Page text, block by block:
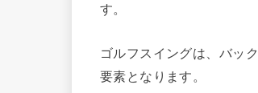
す。
ゴルフスイングは、バッ
要素となります。